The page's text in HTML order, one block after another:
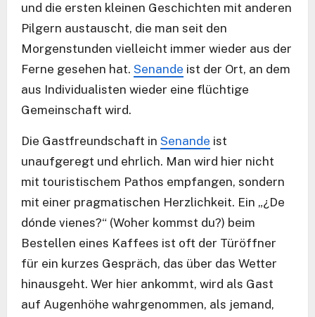
und die ersten kleinen Geschichten mit anderen
Pilgern austauscht, die man seit den
Morgenstunden vielleicht immer wieder aus der
Ferne gesehen hat. Senande ist der Ort, an dem
aus Individualisten wieder eine flüchtige
Gemeinschaft wird.
Die Gastfreundschaft in Senande ist
unaufgeregt und ehrlich. Man wird hier nicht
mit touristischem Pathos empfangen, sondern
mit einer pragmatischen Herzlichkeit. Ein „¿De
dónde vienes?“ (Woher kommst du?) beim
Bestellen eines Kaffees ist oft der Türöffner
für ein kurzes Gespräch, das über das Wetter
hinausgeht. Wer hier ankommt, wird als Gast
auf Augenhöhe wahrgenommen, als jemand,